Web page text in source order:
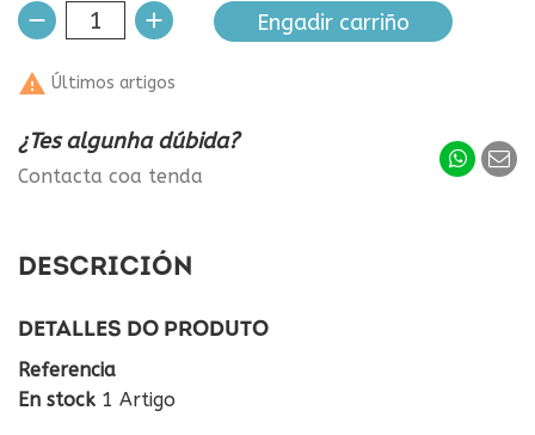
Engadir carriño
 Últimos artigos
¿Tes algunha dúbida?
Contacta coa tenda
DESCRICIÓN
DETALLES DO PRODUTO
Referencia
En stock 1 Artigo